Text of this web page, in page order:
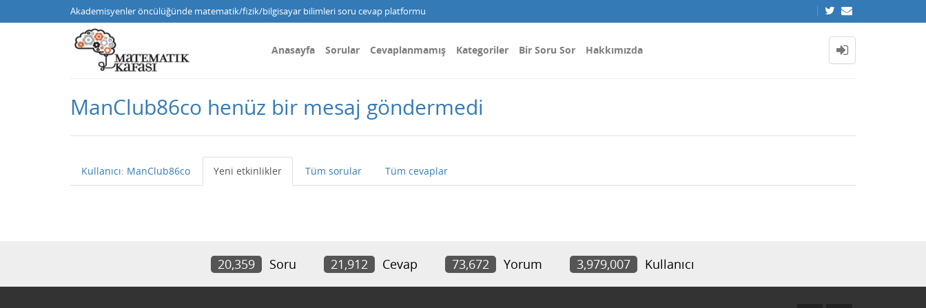
Akademisyenler öncülüğünde matematik/fizik/bilgisayar bilimleri soru cevap platformu
Anasayfa Sorular Cevaplanmamış Kategoriler Bir Soru Sor Hakkımızda
ManClub86co henüz bir mesaj göndermedi
Kullanıcı: ManClub86co Yeni etkinlikler Tüm sorular Tüm cevaplar
20,359 Soru 21,912 Cevap 73,672 Yorum 3,979,007 Kullanıcı